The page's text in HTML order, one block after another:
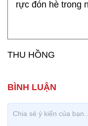
rực đón hè trong
THU HỒNG